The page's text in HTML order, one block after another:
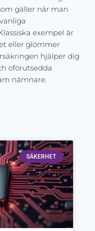
gäller när man
exempel är
eller glömmer
hjälper dig
oförutsedda
nämnare.
SÄKERHET